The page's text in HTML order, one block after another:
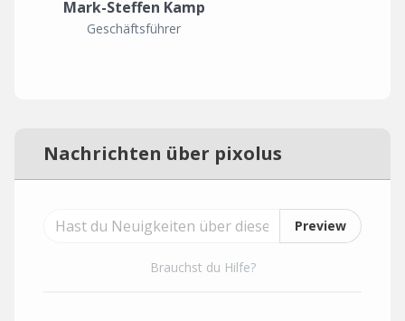
Mark-Steffen Kamp
Geschäftsführer
Nachrichten über pixolus
Preview
Brauchst du Hilfe?